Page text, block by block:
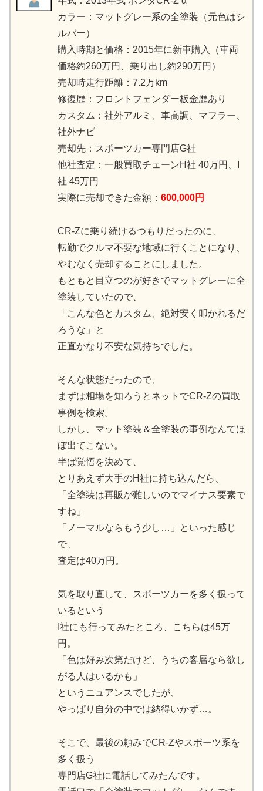
カラー：マットグレー系の全塗装（元色はシ
ルバー）
購入時期と価格：2015年に新車購入（車両
価格約260万円、乗り出し約290万円）
売却時走行距離：7.2万km
修復歴：フロントフェンダー板金歴あり
カスタム：社外アルミ、車高調、マフラー、
社外ナビ
売却先：スポーツカー専門店G社
他社査定：一般買取チェーンH社 40万円、I
社 45万円
実際に売却できた金額： 600,000円
CR-Zに乗り続けるつもりだったのに、
転勤でクルマ不要な地域に行くことになり、
やむなく売却することにしました。
もともと目立つのが好きでマットグレーに全
塗装していたので、
「こんな色とカスタム、絶対安く叩かれるだ
ろうな」と
正直かなり不安な気持ちでした。
そんな状態だったので、
まずは相場を知ろうとネットでCR-Zの買取
事例を検索。
しかし、マット塗装＆全塗装の事例なんてほ
ぼ出てこない。
半ば覚悟を決めて、
とりあえず大手のH社に持ち込んだら、
「全塗装は再販が難しいのでマイナス要素で
すね」
「ノーマルならもう少し…」といった感じ
で、
査定は40万円。
気を取り直して、スポーツカーを多く扱って
いるという
I社にも行ってみたところ、こちらは45万
円。
「色は好み次第だけど、うちの客層なら欲し
がる人はいるかも」
というニュアンスでしたが、
やっぱり自分の中では納得いかず…。
そこで、最後の頼みでCR-Zやスポーツ系を
多く扱う
専門店G社に電話してみたんです。